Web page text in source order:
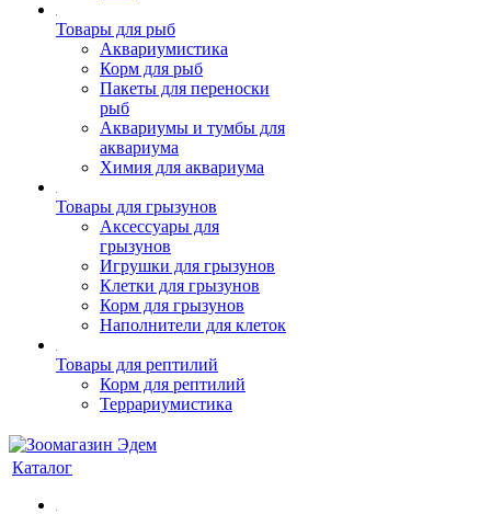
Товары для рыб
Аквариумистика
Корм для рыб
Пакеты для переноски
рыб
Аквариумы и тумбы для
аквариума
Химия для аквариума
Товары для грызунов
Аксессуары для
грызунов
Игрушки для грызунов
Клетки для грызунов
Корм для грызунов
Наполнители для клеток
Товары для рептилий
Корм для рептилий
Террариумистика
Каталог